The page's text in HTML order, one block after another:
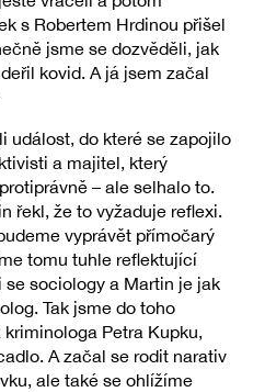
s Robertem Hrdinou přišel
jsme se dozvěděli, jak
kovid. A já jsem začal
událost, do které se zapojilo
a majitel, který
– ale selhalo to.
řekl, že to vyžaduje reflexi.
vyprávět přímočarý
tomu tuhle reflektující
se sociology a Martin je jak
Tak jsme do toho
Petra Kupku,
A začal se rodit narativ
ale také se ohlížíme